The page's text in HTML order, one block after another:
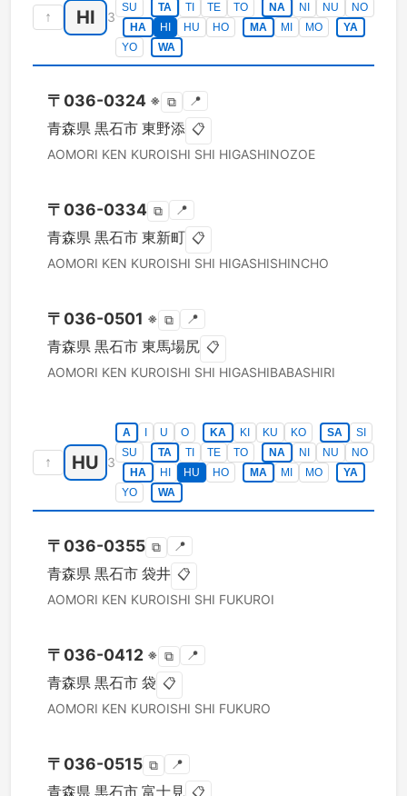
↑ HI 3
SU
TA TI TE TO NA NI NU
NO
HA
HI HU HO MA MI MO
YA
YO
WA
〒 036-0324 ※ ⧉ 📍
青森県 黒石市 東野添 📋
AOMORI KEN KUROISHI SHI HIGASHINOZOE
〒 036-0334 ⧉ 📍
青森県 黒石市 東新町 📋
AOMORI KEN KUROISHI SHI HIGASHISHINCHO
〒 036-0501 ※ ⧉ 📍
青森県 黒石市 東馬場尻 📋
AOMORI KEN KUROISHI SHI HIGASHIBABASHIRI
↑ HU 3
A U O KA KI KU KO SA
SI
SU
TA TI TE TO NA NI NU
NO
HA
HI HU HO MA MI MO
YA
YO
WA
〒 036-0355 ⧉ 📍
青森県 黒石市 袋井 📋
AOMORI KEN KUROISHI SHI FUKUROI
〒 036-0412 ※ ⧉ 📍
青森県 黒石市 袋 📋
AOMORI KEN KUROISHI SHI FUKURO
〒 036-0515 ⧉ 📍
青森県 黒石市 富士見 📋